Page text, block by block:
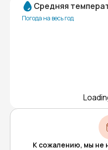
Средняя
Погода на весь год
К сожалению, мы не